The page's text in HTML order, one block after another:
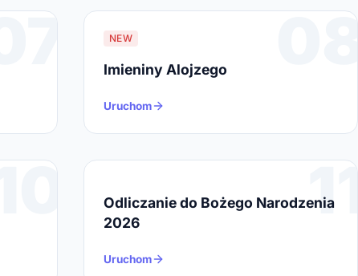
07 08
NEW
Imieniny Alojzego
Uruchom
10 11
Odliczanie do Bożego Narodzenia
2026
Uruchom